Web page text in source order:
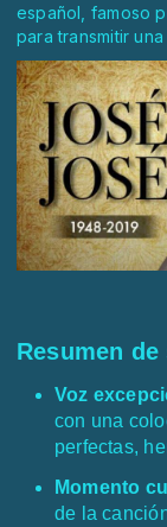
español, famoso
para transmitir
Resumen
Voz
con una
perfectas,
Momento
de la